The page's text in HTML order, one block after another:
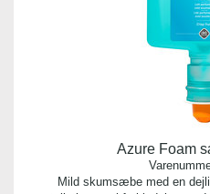
Azure Foam
Mild skumsæbe med en